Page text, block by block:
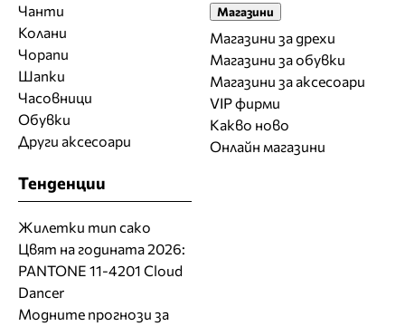
Чанти
Колани
Чорапи
Шапки
Часовници
Обувки
Други аксесоари
Магазини
Магазини за дрехи
Магазини за обувки
Магазини за aксесоари
VIP фирми
Какво ново
Онлайн магазини
Тенденции
Жилетки тип сако
Цвят на годината 2026:
PANTONE 11-4201 Cloud
Dancer
Модните прогнози за